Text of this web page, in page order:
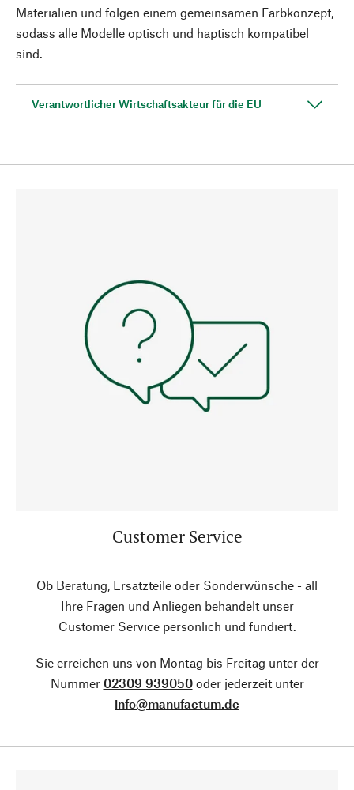
Materialien und folgen einem gemeinsamen Farbkonzept,
sodass alle Modelle optisch und haptisch kompatibel
sind.
Verantwortlicher Wirtschaftsakteur für die EU
Customer Service
Ob Beratung, Ersatzteile oder Sonderwünsche - all
Ihre Fragen und Anliegen behandelt unser
Customer Service persönlich und fundiert.
Sie erreichen uns von Montag bis Freitag unter der
Nummer 02309 939050oder jederzeit unter
info@manufactum.de